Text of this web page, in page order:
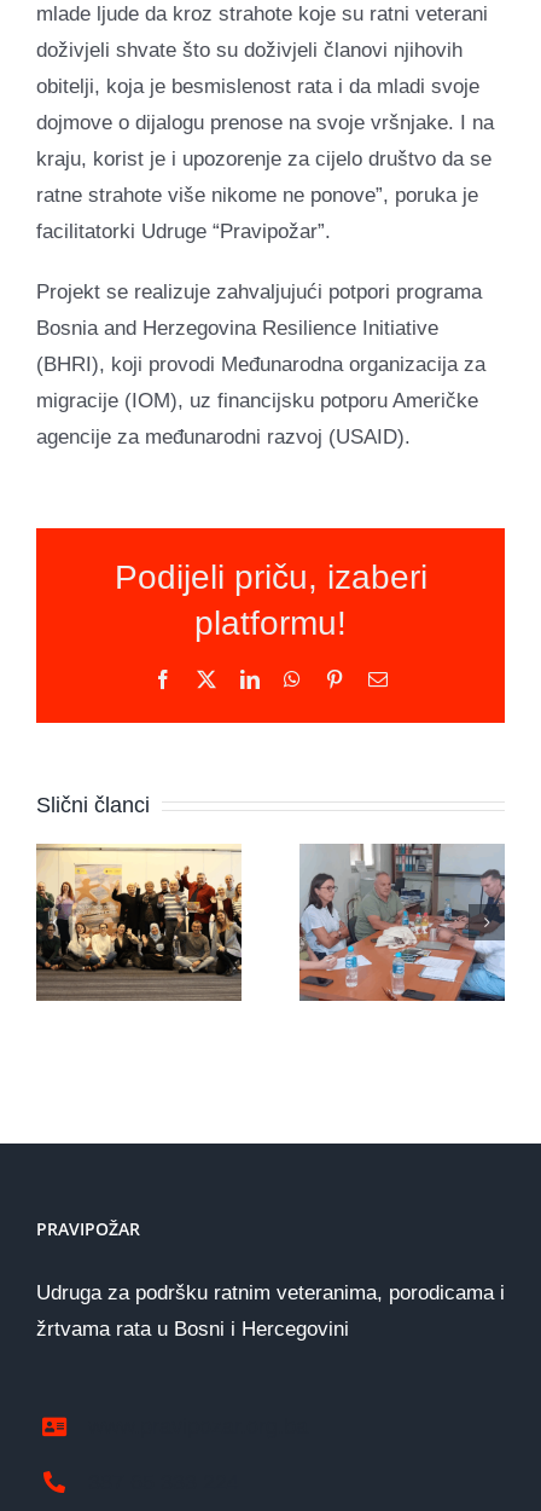
mlade ljude da kroz strahote koje su ratni veterani
doživjeli shvate što su doživjeli članovi njihovih
obitelji, koja je besmislenost rata i da mladi svoje
dojmove o dijalogu prenose na svoje vršnjake. I na
kraju, korist je i upozorenje za cijelo društvo da se
ratne strahote više nikome ne ponove”, poruka je
facilitatorki Udruge “Pravipožar”.
Projekt se realizuje zahvaljujući potpori programa
Bosnia and Herzegovina Resilience Initiative
(BHRI), koji provodi Međunarodna organizacija za
migracije (IOM), uz financijsku potporu Američke
agencije za međunarodni razvoj (USAID).
Podijeli priču, izaberi
platformu!
Facebook LinkedInWhatsApp
PinterestEmail
Slični članciUdruga
“Pravipožar”
s
predstavnicima
organizacije
Mirovni
aktivisti
napokon
zaslužuju
PRAVIPOŽAR
Udruga za podršku ratnim veteranima, porodicama i
žrtvama rata u Bosni i Hercegovini